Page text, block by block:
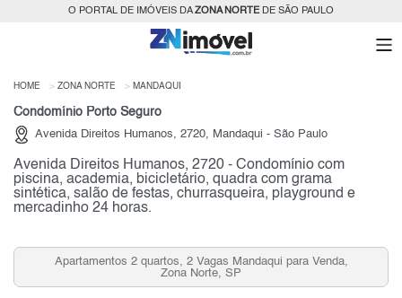
O PORTAL DE IMÓVEIS DAZONA NORTEDE SÃO PAULO
HOME ZONA NORTE MANDAQUI
Condomínio Porto Seguro
Avenida Direitos Humanos, 2720, Mandaqui - São Paulo
Avenida Direitos Humanos, 2720 - Condomínio com
piscina, academia, bicicletário, quadra com grama
sintética, salão de festas, churrasqueira, playground e
mercadinho 24 horas.
Aluguel de Casas 1 Quarto, Mandaqui, Zona Norte, SP